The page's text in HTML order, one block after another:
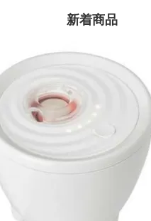
新着商品